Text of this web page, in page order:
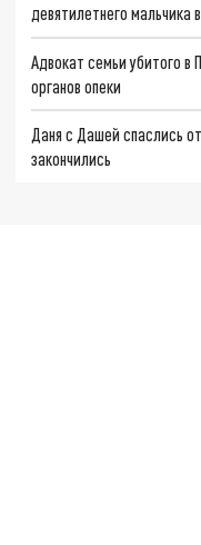
девятилетнего мальчика
Адвокат семьи убитого в
органов опеки
Даня с Дашей спаслись
закончились